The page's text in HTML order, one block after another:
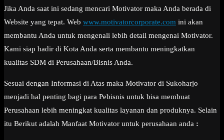
Jika Anda saat ini sedang mencari Motivator maka Anda berada di
Website yang tepat. Web www.motivatorcorporate.com ini akan
membantu Anda untuk mengenali lebih detail mengenai Motivator.
Kami siap hadir di Kota Anda serta membantu meningkatkan
kualitas SDM di Perusahaan/Bisnis Anda.
Sesuai dengan Informasi di Atas maka Motivator di Sukoharjo
menjadi hal penting bagi para Pebisnis untuk bisa membuat
Perusahaan lebih meningkat kualitas layanan dan produknya. Selain
itu Berikut adalah Manfaat Motivator untuk perusahaan anda :